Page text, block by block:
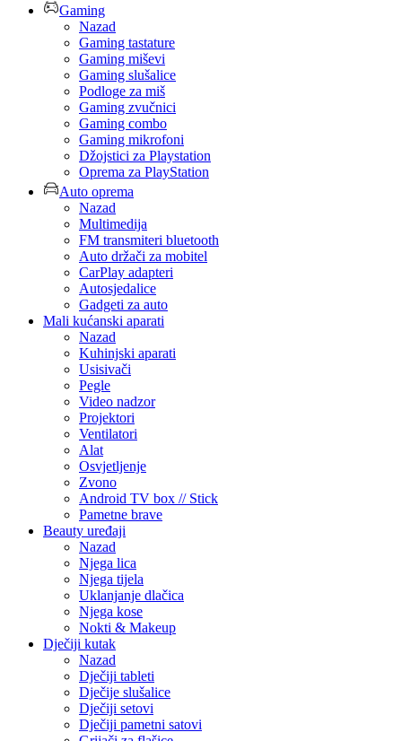
Gaming
Nazad
Gaming tastature
Gaming miševi
Gaming slušalice
Podloge za miš
Gaming zvučnici
Gaming combo
Gaming mikrofoni
Džojstici za Playstation
Oprema za PlayStation
Auto oprema
Nazad
Multimedija
FM transmiteri bluetooth
Auto držači za mobitel
CarPlay adapteri
Autosjedalice
Gadgeti za auto
Mali kućanski aparati
Nazad
Kuhinjski aparati
Usisivači
Pegle
Video nadzor
Projektori
Ventilatori
Alat
Osvjetljenje
Zvono
Android TV box // Stick
Pametne brave
Beauty uređaji
Nazad
Njega lica
Njega tijela
Uklanjanje dlačica
Njega kose
Nokti & Makeup
Dječiji kutak
Nazad
Dječiji tableti
Dječije slušalice
Dječiji setovi
Dječiji pametni satovi